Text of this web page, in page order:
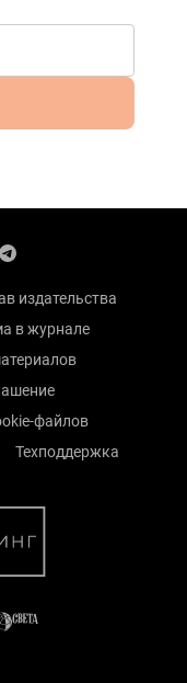
издательства
в журнале
файлов
Техподдержка